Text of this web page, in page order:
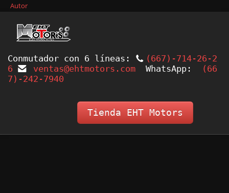
Autor
Conmutador con 6 líneas:
(667)-714-26-2
6
ventas@ehtmotors.com
  WhatsApp:
(66
7)-242-7940
Tienda EHT Motors